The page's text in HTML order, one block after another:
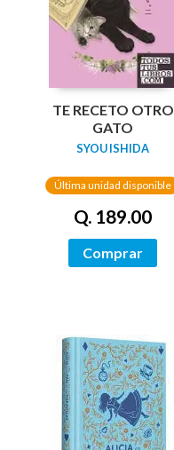
TE RECETO OTRO
GATO
SYOU ISHIDA
Última unidad disponible
Q. 189.00
Comprar